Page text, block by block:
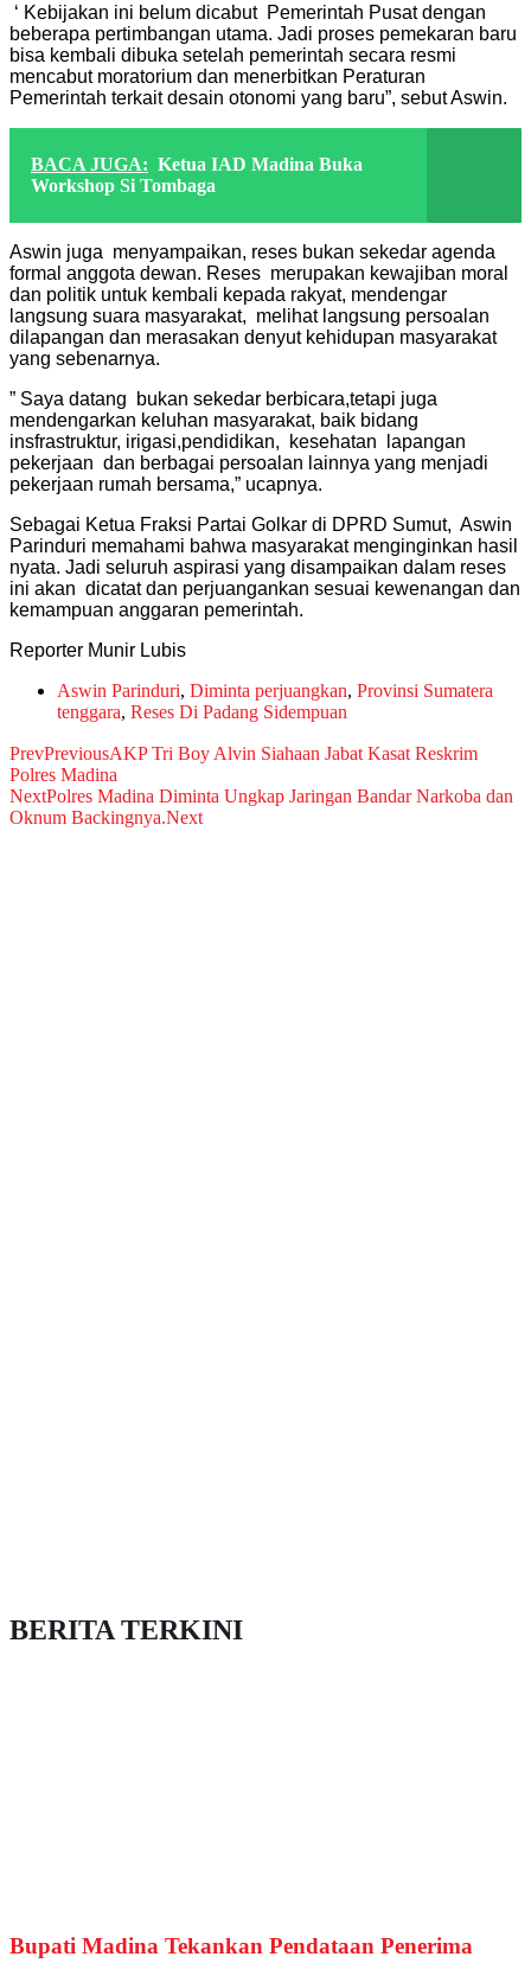
‘ Kebijakan ini belum dicabut Pemerintah Pusat dengan
beberapa pertimbangan utama. Jadi proses pemekaran baru
bisa kembali dibuka setelah pemerintah secara resmi
mencabut moratorium dan menerbitkan Peraturan
Pemerintah terkait desain otonomi yang baru”, sebut Aswin.
BACA JUGA: Ketua IAD Madina Buka
Workshop Si Tombaga
Aswin juga menyampaikan, reses bukan sekedar agenda
formal anggota dewan. Reses merupakan kewajiban moral
dan politik untuk kembali kepada rakyat, mendengar
langsung suara masyarakat, melihat langsung persoalan
dilapangan dan merasakan denyut kehidupan masyarakat
yang sebenarnya.
” Saya datang bukan sekedar berbicara,tetapi juga
mendengarkan keluhan masyarakat, baik bidang
insfrastruktur, irigasi,pendidikan, kesehatan lapangan
pekerjaan dan berbagai persoalan lainnya yang menjadi
pekerjaan rumah bersama,” ucapnya.
Sebagai Ketua Fraksi Partai Golkar di DPRD Sumut, Aswin
Parinduri memahami bahwa masyarakat menginginkan hasil
nyata. Jadi seluruh aspirasi yang disampaikan dalam reses
ini akan dicatat dan perjuangankan sesuai kewenangan dan
kemampuan anggaran pemerintah.
Reporter Munir Lubis
Aswin Parinduri, Diminta perjuangkan, Provinsi Sumatera
tenggara, Reses Di Padang Sidempuan
PrevPreviousAKP Tri Boy Alvin Siahaan Jabat Kasat Reskrim
Polres Madina
NextPolres Madina Diminta Ungkap Jaringan Bandar Narkoba dan
Oknum Backingnya.Next
BERITA TERKINI
Bupati Madina Tekankan Pendataan Penerima